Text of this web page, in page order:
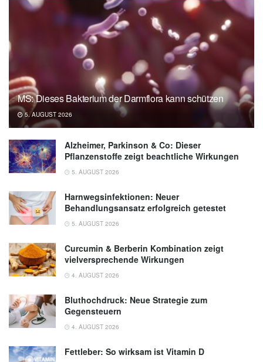
MS: Dieses Bakterium der Darmflora kann schützen
5. AUGUST 2026
Alzheimer, Parkinson & Co: Dieser
Pflanzenstoffe zeigt beachtliche Wirkungen
5. AUGUST 2026
Harnwegsinfektionen: Neuer
Behandlungsansatz erfolgreich getestet
5. AUGUST 2026
Curcumin & Berberin Kombination zeigt
vielversprechende Wirkungen
4. AUGUST 2026
Bluthochdruck: Neue Strategie zum
Gegensteuern
4. AUGUST 2026
Fettleber: So wirksam ist Vitamin D